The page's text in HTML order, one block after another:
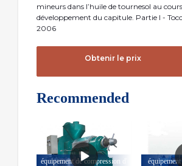
mineurs dans l’huile de tournesol au
développement du capitule. Partie I -
2006
Obtenir le prix
Recommended
équipement de compression d'